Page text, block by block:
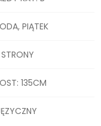
PIĄTEK
135CM